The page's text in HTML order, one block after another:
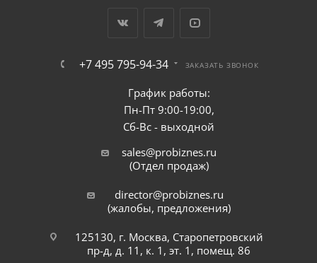
+7 495 795-94-34 ЗАКАЗАТЬ ЗВОНОК
График работы:
Пн-Пт 9:00-19:00,
Сб-Вс - выходной
sales@probiznes.ru
(Отдел продаж)
director@probiznes.ru
(жалобы, предложения)
125130, г. Москва, Старопетровский
пр-д, д. 11, к. 1, эт. 1, помещ. 86